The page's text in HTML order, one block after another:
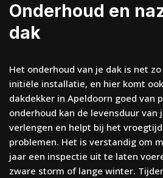
Onderhoud en
dak
Het onderhoud van je dak is net
initiële installatie, en hier komt
dakdekker in Apeldoorn goed van
onderhoud kan de levensduur van
verlengen en helpt bij het
problemen. Het is verstandig om
jaar een inspectie uit te laten
zware storm of lange winter.